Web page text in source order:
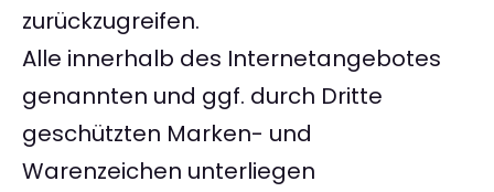
zurückzugreifen.
Alle innerhalb des Internetangebotes
genannten und ggf. durch Dritte
geschützten Marken- und
Warenzeichen unterliegen